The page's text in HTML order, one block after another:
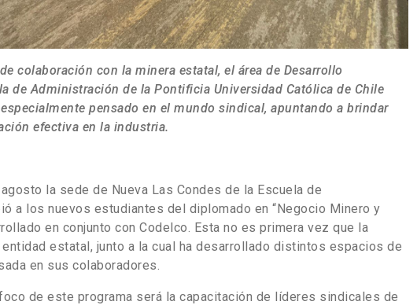
colaboración con la minera estatal, el área de Desarrollo
de Administración de la Pontificia Universidad Católica de Chile
pensado en el mundo sindical, apuntando a brindar
efectiva en la industria.
la sede de Nueva Las Condes de la Escuela de
a los nuevos estudiantes del diplomado en “Negocio Minero y
en conjunto con Codelco. Esta no es primera vez que la
estatal, junto a la cual ha desarrollado distintos espacios de
en sus colaboradores.
de este programa será la capacitación de líderes sindicales de